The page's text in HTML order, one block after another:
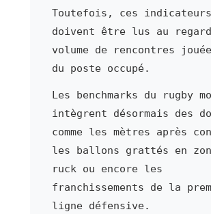
Toutefois, ces indicateurs
doivent être lus au
volume de rencontres
du poste occupé.
Les benchmarks du rugby
intègrent désormais des
comme les mètres après
les ballons grattés en
ruck ou encore les
franchissements de la
ligne défensive.